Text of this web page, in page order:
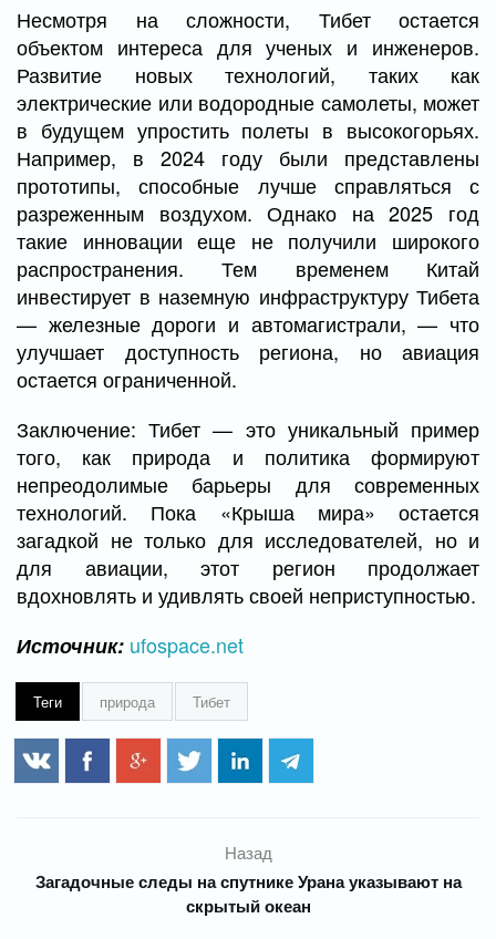
Несмотря на сложности, Тибет остается
объектом интереса для ученых и инженеров.
Развитие новых технологий, таких как
электрические или водородные самолеты, может
в будущем упростить полеты в высокогорьях.
Например, в 2024 году были представлены
прототипы, способные лучше справляться с
разреженным воздухом. Однако на 2025 год
такие инновации еще не получили широкого
распространения. Тем временем Китай
инвестирует в наземную инфраструктуру Тибета
— железные дороги и автомагистрали, — что
улучшает доступность региона, но авиация
остается ограниченной.
Заключение: Тибет — это уникальный пример
того, как природа и политика формируют
непреодолимые барьеры для современных
технологий. Пока «Крыша мира» остается
загадкой не только для исследователей, но и
для авиации, этот регион продолжает
вдохновлять и удивлять своей неприступностью.
Источник: ufospace.net
Теги природа Тибет
Назад
Загадочные следы на спутнике Урана указывают на
скрытый океан